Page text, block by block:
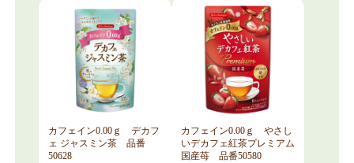
カフェイン0.00ｇ デカフ
ェ ジャスミン茶 品番
50628
カフェイン0.00ｇ やさし
いデカフェ紅茶プレミアム
国産苺 品番50580